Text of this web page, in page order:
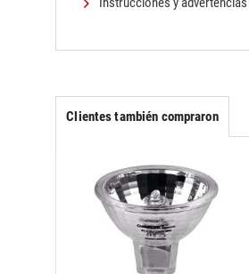
Clientes también compraron